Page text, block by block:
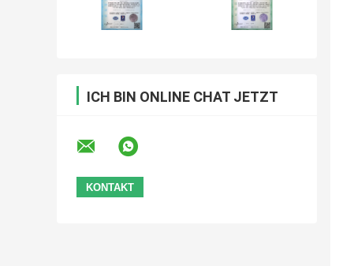
ICH BIN ONLINE CHAT JETZT